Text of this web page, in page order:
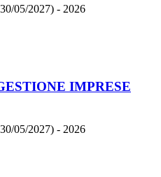
05/2027) - 2026
IMPRESE
05/2027) - 2026